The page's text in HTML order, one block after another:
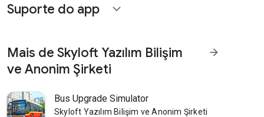
Suporte do app expand_more
Mais de Skyloft Yazılım Bilişim
ve Anonim Şirketi
arrow_forward
Bus Upgrade Simulator
Skyloft Yazılım Bilişim ve Anonim Şirketi